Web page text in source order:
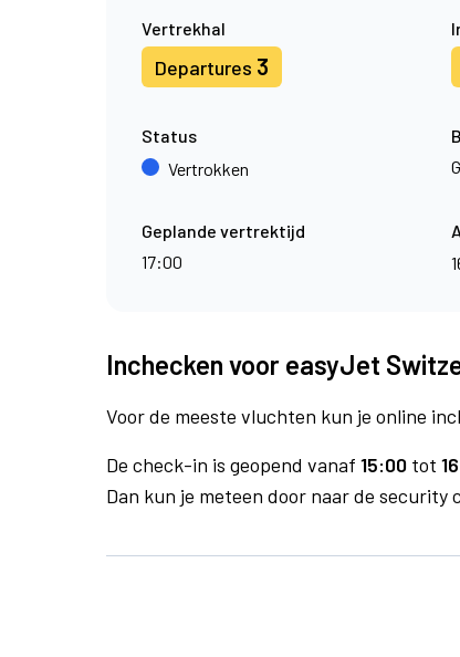
Vertrekhal
Departures 3
Status
Vertrokken
Geplande vertrektijd
17:00
Inchecken voor easyJet
Voor de meeste vluchten kun je online
De check-in is geopend vanaf 15:00 tot
Dan kun je meteen door naar de security